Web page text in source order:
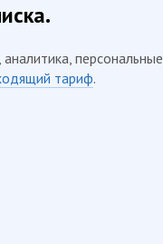
персональные
тариф.